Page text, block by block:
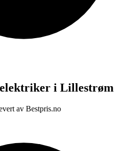
i Lillestrøm
av Bestpris.no